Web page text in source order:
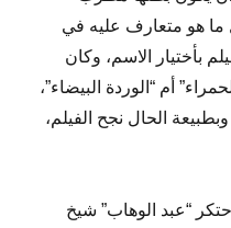
ما هو متعارف عليه في
بأختيار الاسم، وكان
أم “الوردة البيضاء”،
الحال نجح الفيلم،
“عبد الوهاب” شيخ